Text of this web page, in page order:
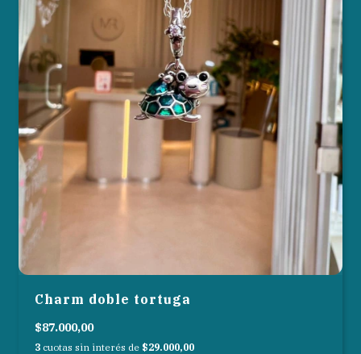
Charm doble tortuga
$87.000,00
3 cuotas sin interés de $29.000,00